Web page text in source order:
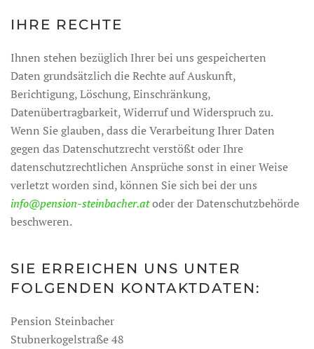
IHRE RECHTE
Ihnen stehen bezüglich Ihrer bei uns gespeicherten
Daten grundsätzlich die Rechte auf Auskunft,
Berichtigung, Löschung, Einschränkung,
Datenübertragbarkeit, Widerruf und Widerspruch zu.
Wenn Sie glauben, dass die Verarbeitung Ihrer Daten
gegen das Datenschutzrecht verstößt oder Ihre
datenschutzrechtlichen Ansprüche sonst in einer Weise
verletzt worden sind, können Sie sich bei der uns
info@pension-steinbacher.atoder der Datenschutzbehörde
beschweren.
SIE ERREICHEN UNS UNTER
FOLGENDEN KONTAKTDATEN:
Pension Steinbacher
Stubnerkogelstraße 48